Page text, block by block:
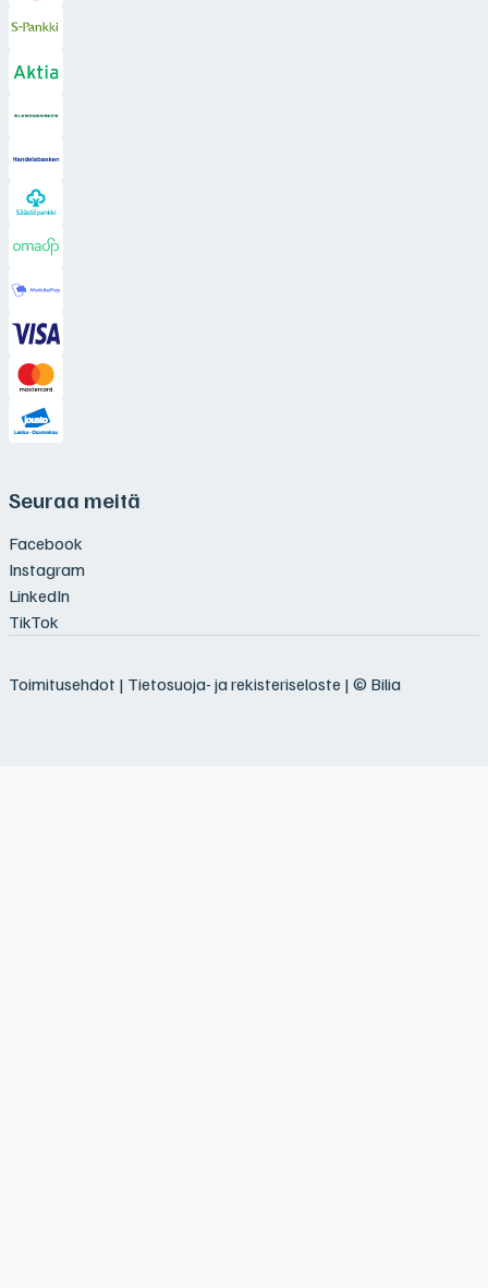
Seuraa meitä
Facebook
Instagram
LinkedIn
TikTok
Toimitusehdot | Tietosuoja- ja rekisteriseloste | © Bilia